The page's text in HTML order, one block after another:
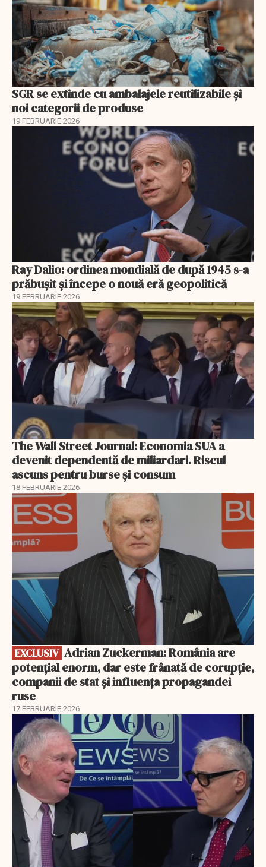
SGR se extinde cu ambalajele reutilizabile și
noi categorii de produse
19 FEBRUARIE 2026
Ray Dalio: ordinea mondială de după 1945 s-a
prăbușit și începe o nouă eră geopolitică
19 FEBRUARIE 2026
The Wall Street Journal: Economia SUA a
devenit dependentă de miliardari. Riscul
ascuns pentru burse și consum
18 FEBRUARIE 2026
EXCLUSIV
EXCLUSIV
potențial enorm, dar este frânată de corupție,
companii de stat și influența propagandei
ruse
17 FEBRUARIE 2026
EXCLUSIV